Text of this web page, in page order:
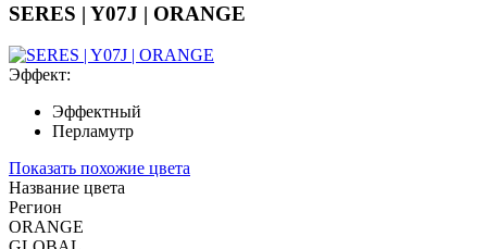
SERES | Y07J | ORANGE
Эффект:
Эффектный
Перламутр
Показать похожие цвета
Название цвета
Регион
ORANGE